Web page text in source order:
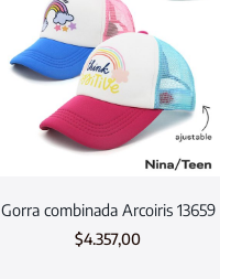
Gorra combinada Arcoiris 13659
$4.357,00